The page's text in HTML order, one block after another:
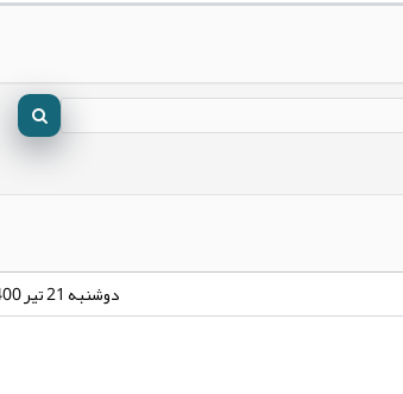
دوشنبه 21 تیر 1400 - 00:00:00